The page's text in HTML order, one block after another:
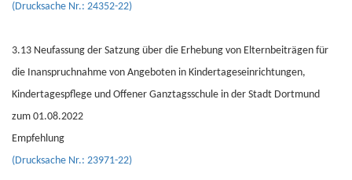
(Drucksache Nr.: 24352-22)
3.13 Neufassung der Satzung über die Erhebung von Elternbeiträgen für
die Inanspruchnahme von Angeboten in Kindertageseinrichtungen,
Kindertagespflege und Offener Ganztagsschule in der Stadt Dortmund
zum 01.08.2022
Empfehlung
(Drucksache Nr.: 23971-22)